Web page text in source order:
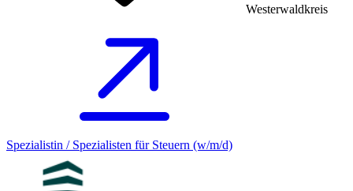
Westerwaldkreis
Spezialistin / Spezialisten für Steuern (w/m/d)